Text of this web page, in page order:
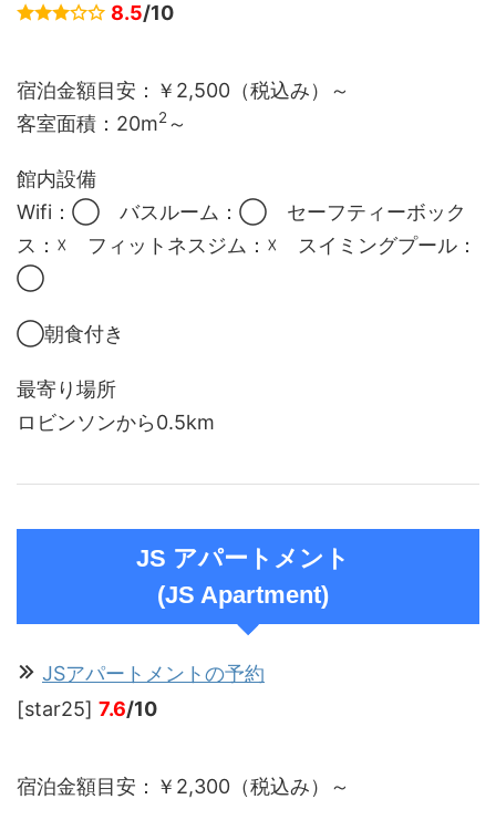
8.5/10
宿泊金額目安：￥2,500（税込み）～
客室面積：20m2～
館内設備
Wifi：◯ バスルーム：◯ セーフティーボック
ス：☓ フィットネスジム：☓ スイミングプール：
◯
◯朝食付き
最寄り場所
ロビンソンから0.5km
JS アパートメント
(JS Apartment)
JSアパートメントの予約
[star25] 7.6/10
宿泊金額目安：￥2,300（税込み）～